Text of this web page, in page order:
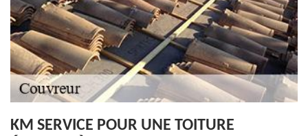
KM SERVICE POUR UNE TOITURE